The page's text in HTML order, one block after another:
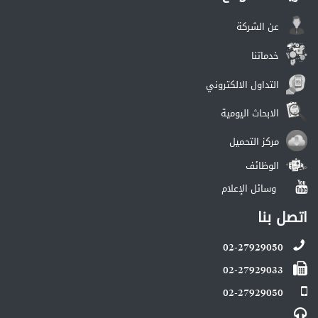
عن الشركة
خدماتنا
التداول الالكتروني
الابحاث اليومية
مركز التحميل
الوظائف
وسائل الإعلام
اتصل بنا
02-27929050
02-27929033
02-27929050